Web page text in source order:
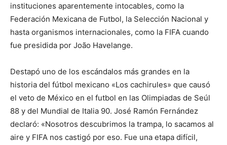
instituciones aparentemente intocables, como la
Federación Mexicana de Futbol, la Selección Nacional y
hasta organismos internacionales, como la FIFA cuando
fue presidida por João Havelange.
Destapó uno de los escándalos más grandes en la
historia del fútbol mexicano «Los cachirules» que causó
el veto de México en el futbol en las Olimpiadas de Seúl
88 y del Mundial de Italia 90. José Ramón Fernández
declaró: «Nosotros descubrimos la trampa, lo sacamos al
aire y FIFA nos castigó por eso. Fue una etapa difícil,